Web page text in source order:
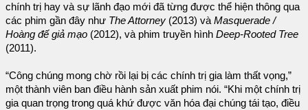
chính trị hay và sự lãnh đạo mới đã từng được thể hiện thông qua
các phim gần đây như The Attorney (2013) và Masquerade /
Hoàng đế giả mạo (2012), và phim truyền hình Deep-Rooted Tree
(2011).
“Công chúng mong chờ rồi lại bị các chính trị gia làm thất vọng,”
một thành viên ban điều hành sản xuất phim nói. “Khi một chính trị
gia quan trọng trong quá khứ được văn hóa đại chúng tái tạo, điều